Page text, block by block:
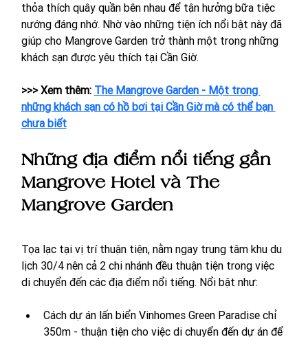
thỏa thích quây quần bên nhau để tận hưởng bữa tiệc
nướng đáng nhớ. Nhờ vào những tiện ích nổi bật này đã
giúp cho Mangrove Garden trở thành một trong những
khách sạn được yêu thích tại Cần Giờ.
>>> Xem thêm: The Mangrove Garden - Một trong
những khách sạn có hồ bơi tại Cần Giờ mà có thể bạn
chưa biết
Những địa điểm nổi tiếng gần
Mangrove Hotel và The
Mangrove Garden
Tọa lạc tại vị trí thuận tiện, nằm ngay trung tâm khu du
lịch 30/4 nên cả 2 chi nhánh đều thuận tiện trong việc
di chuyển đến các địa điểm nổi tiếng. Nổi bật như:
Cách dự án lấn biển Vinhomes Green Paradise chỉ
350m - thuận tiện cho việc di chuyển đến dự án để